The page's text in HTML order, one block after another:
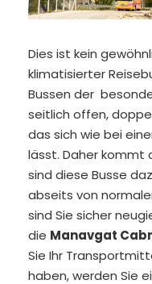
Dies ist kein
klimatisierter
Bussen der
seitlich offen,
das sich wie bei
lässt. Daher kommt
sind diese Busse
abseits von
sind Sie sicher
die Manavgat
Sie Ihr
haben, werden Sie